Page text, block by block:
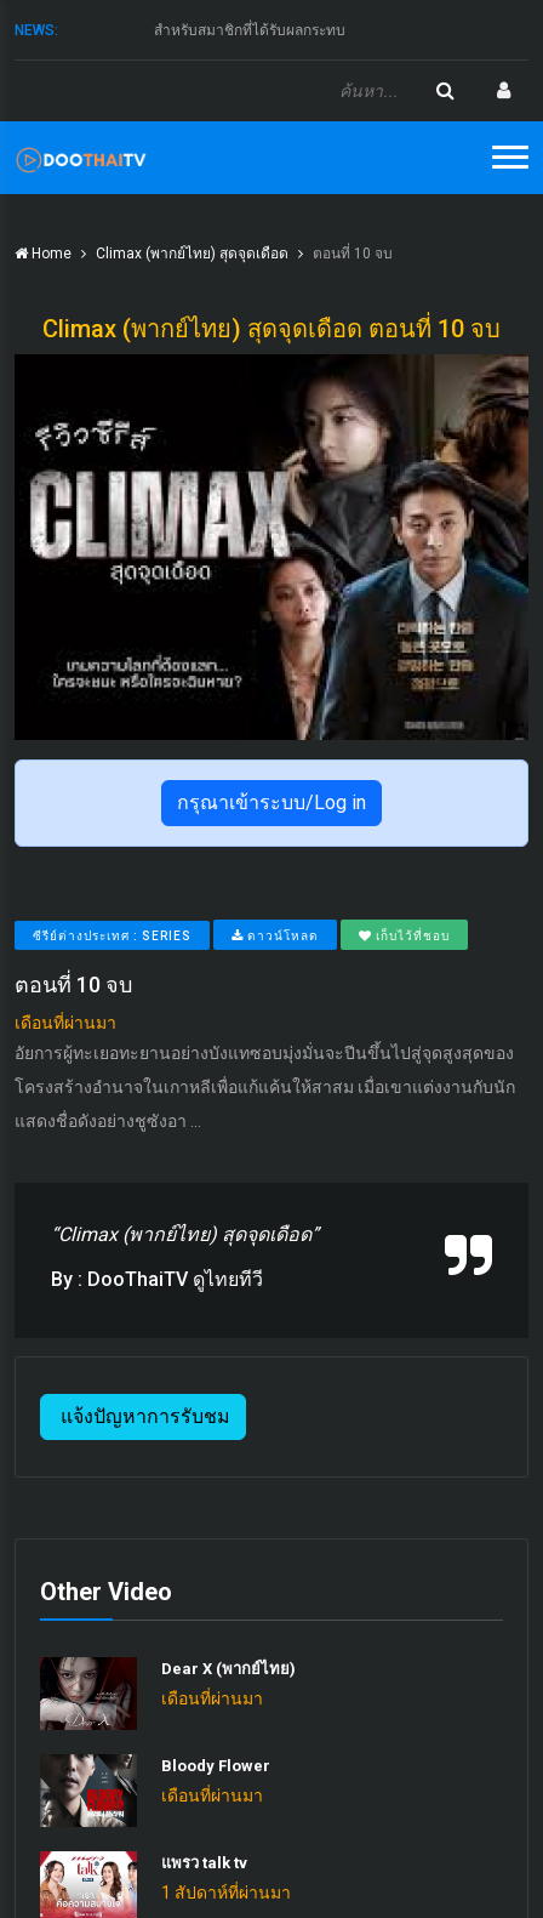
NEWS: สำหรับสมาชิกที่ได้รับผลกระทบ
Home Climax (พากย์ไทย) สุดจุดเดือด ตอนที่ 10 จบ
Climax (พากย์ไทย) สุดจุดเดือด ตอนที่ 10 จบ
กรุณาเข้าระบบ/Log in
ซีรีย์ต่างประเทศ : SERIES ดาวน์โหลด เก็บไว้ที่ชอบ
ตอนที่ 10 จบ
เดือนที่ผ่านมา
อัยการผู้ทะเยอทะยานอย่างบังแทซอบมุ่งมั่นจะปีนขึ้นไปสู่จุดสูงสุดของ
โครงสร้างอำนาจในเกาหลีเพื่อแก้แค้นให้สาสม เมื่อเขาแต่งงานกับนัก
แสดงชื่อดังอย่างชูซังอา ...
“Climax (พากย์ไทย) สุดจุดเดือด”
By : DooThaiTV ดูไทยทีวี
แจ้งปัญหาการรับชม
Other Video
Dear X (พากย์ไทย)
เดือนที่ผ่านมา
Bloody Flower
เดือนที่ผ่านมา
แพรว talk tv
1 สัปดาห์ที่ผ่านมา